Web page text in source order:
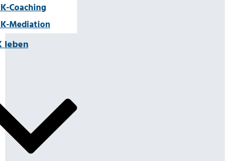
Coaching
Mediation
leben